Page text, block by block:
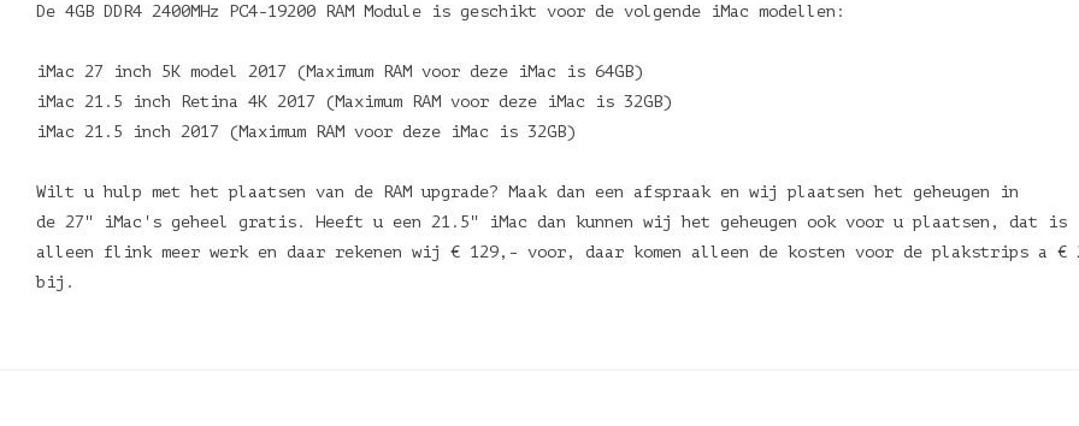
De 4GB DDR4 2400MHz PC4-19200 RAM Module is geschikt voor de volgende iMac modellen:
iMac 27 inch 5K model 2017 (Maximum RAM voor deze iMac is 64GB)
iMac 21.5 inch Retina 4K 2017 (Maximum RAM voor deze iMac is 32GB)
iMac 21.5 inch 2017 (Maximum RAM voor deze iMac is 32GB)
Wilt u hulp met het plaatsen van de RAM upgrade? Maak dan een afspraak en wij plaatsen het geheugen in
de 27" iMac's geheel gratis. Heeft u een 21.5" iMac dan kunnen wij het geheugen ook voor u plaatsen, dat is
alleen flink meer werk en daar rekenen wij € 129,- voor, daar komen alleen de kosten voor de plakstrips a €
bij.